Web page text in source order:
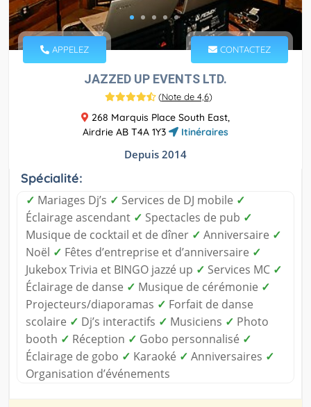
APPELEZ CONTACTEZ
JAZZED UP EVENTS LTD.
(Note de 4,6)
268 Marquis Place South East,
Airdrie AB T4A 1Y3
Itinéraires
Depuis 2014
Spécialité:
✓ Mariages Dj’s ✓ Services de DJ mobile ✓
Éclairage ascendant ✓ Spectacles de pub ✓
Musique de cocktail et de dîner ✓ Anniversaire ✓
Noël ✓ Fêtes d’entreprise et d’anniversaire ✓
Jukebox Trivia et BINGO jazzé up ✓ Services MC ✓
Éclairage de danse ✓ Musique de cérémonie ✓
Projecteurs/diaporamas ✓ Forfait de danse
scolaire ✓ Dj’s interactifs ✓ Musiciens ✓ Photo
booth ✓ Réception ✓ Gobo personnalisé ✓
Éclairage de gobo ✓ Karaoké ✓ Anniversaires ✓
Organisation d’événements